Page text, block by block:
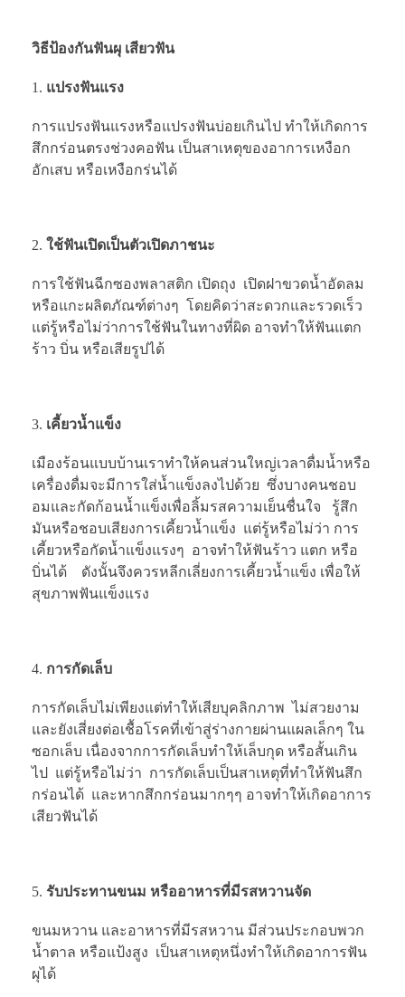
วิธีป้องกันฟันผุ เสียวฟัน
แปรงฟันแรง
การแปรงฟันแรงหรือแปรงฟันบ่อยเกินไป ทำให้เกิดการ
สึกกร่อนตรงช่วงคอฟัน เป็นสาเหตุของอาการเหงือก
อักเสบ หรือเหงือกร่นได้
ใช้ฟันเปิดเป็นตัวเปิดภาชนะ
การใช้ฟันฉีกซองพลาสติก เปิดถุง เปิดฝาขวดน้ำอัดลม
หรือแกะผลิตภัณฑ์ต่างๆ โดยคิดว่าสะดวกและรวดเร็ว
แต่รู้หรือไม่ว่าการใช้ฟันในทางที่ผิด อาจทำให้ฟันแตก
ร้าว บิ่น หรือเสียรูปได้
เคี้ยวน้ำแข็ง
เมืองร้อนแบบบ้านเราทำให้คนส่วนใหญ่เวลาดื่มน้ำหรือ
เครื่องดื่มจะมีการใส่น้ำแข็งลงไปด้วย ซึ่งบางคนชอบ
อมและกัดก้อนน้ำแข็งเพื่อลิ้มรสความเย็นชื่นใจ รู้สึก
มันหรือชอบเสียงการเคี้ยวน้ำแข็ง แต่รู้หรือไม่ว่า การ
เคี้ยวหรือกัดน้ำแข็งแรงๆ อาจทำให้ฟันร้าว แตก หรือ
บิ่นได้ ดังนั้นจึงควรหลีกเลี่ยงการเคี้ยวน้ำแข็ง เพื่อให้
สุขภาพฟันแข็งแรง
การกัดเล็บ
การกัดเล็บไม่เพียงแต่ทำให้เสียบุคลิกภาพ ไม่สวยงาม
และยังเสี่ยงต่อเชื้อโรคที่เข้าสู่ร่างกายผ่านแผลเล็กๆ ใน
ซอกเล็บ เนื่องจากการกัดเล็บทำให้เล็บกุด หรือสั้นเกิน
ไป แต่รู้หรือไม่ว่า การกัดเล็บเป็นสาเหตุที่ทำให้ฟันสึก
กร่อนได้ และหากสึกกร่อนมากๆๆ อาจทำให้เกิดอาการ
เสียวฟันได้
รับประทานขนม หรืออาหารที่มีรสหวานจัด
ขนมหวาน และอาหารที่มีรสหวาน มีส่วนประกอบพวก
น้ำตาล หรือแป้งสูง เป็นสาเหตุหนึ่งทำให้เกิดอาการฟัน
ผุได้